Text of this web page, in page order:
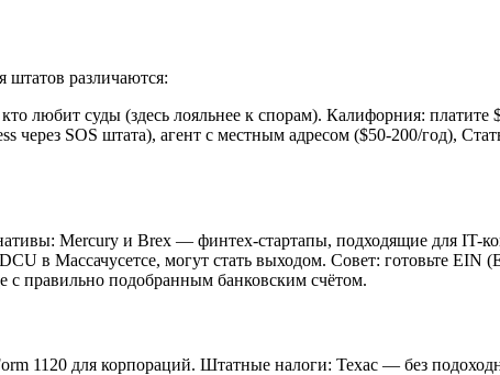
штатов различаются:
любит суды (здесь лояльнее к спорам). Калифорния: платите
через SOS штата), агент с местным адресом ($50-200/год),
Mercury и Brex — финтех-стартапы, подходящие для IT-
в Массачусетсе, могут стать выходом. Совет: готовьте EIN
с правильно подобранным банковским счётом.
1120 для корпораций. Штатные налоги: Техас — без